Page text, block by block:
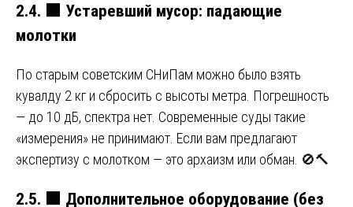
2.4. 🟩 Устаревший мусор: падающие
молотки
По старым советским СНиПам можно было взять
кувалду 2 кг и сбросить с высоты метра. Погрешность
— до 10 дБ, спектра нет. Современные суды такие
«измерения» не принимают. Если вам предлагают
экспертизу с молотком — это архаизм или обман. 🚫🔨
2.5. Дополнительное оборудование (без